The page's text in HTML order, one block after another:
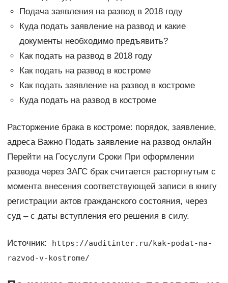
Подача заявления на развод в 2018 году
Куда подать заявление на развод и какие
документы необходимо предъявить?
Как подать на развод в 2018 году
Как подать на развод в костроме
Как подать заявление на развод в костроме
Куда подать на развод в костроме
Расторжение брака в костроме: порядок, заявление,
адреса Важно Подать заявление на развод онлайн
Перейти на Госуслуги Сроки При оформлении
развода через ЗАГС брак считается расторгнутым с
момента внесения соответствующей записи в книгу
регистрации актов гражданского состояния, через
суд – с даты вступления его решения в силу.
Источник:
https://auditinter.ru/kak-podat-na-
razvod-v-kostrome/